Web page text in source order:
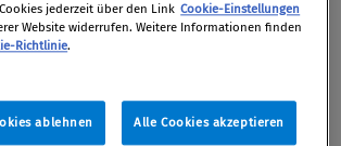
und Abgabenbetrug wird damit
Inländische Unternehmen
wenn sie
oder überlassene Arbeitskräfte
jederzeit über den Link Cookie-Einstellungen
Website widerrufen. Weitere Informationen finden
Richtlinie.
ablehnen Alle Cookies akzeptieren